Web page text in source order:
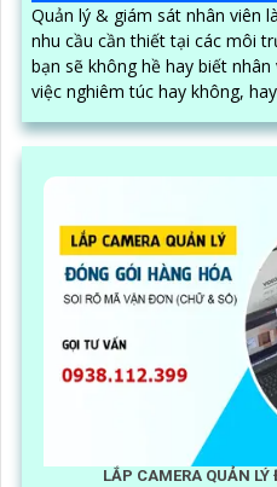
Quản lý & giám sát nhân viên
nhu cầu cần thiết tại các môi
bạn sẽ không hề hay biết
việc nghiêm túc hay không,
nên hiệu suất công việc kém
LẮP CAMERA QUẢN